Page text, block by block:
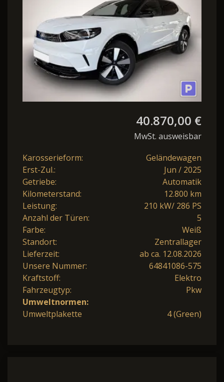
40.870,00 €
MwSt. ausweisbar
Karosserieform:
Geländewagen
Erst-Zul.:
Jun / 2025
Getriebe:
Automatik
Kilometerstand:
12.800 km
Leistung:
210 kW/ 286 PS
Anzahl der Türen:
5
Farbe:
Weiß
Standort:
Zentrallager
Lieferzeit:
ab ca. 12.08.2026
Unsere Nummer:
64841086-575
Kraftstoff:
Elektro
Fahrzeugtyp:
Pkw
Umweltnormen:
Umweltplakette
4 (Green)